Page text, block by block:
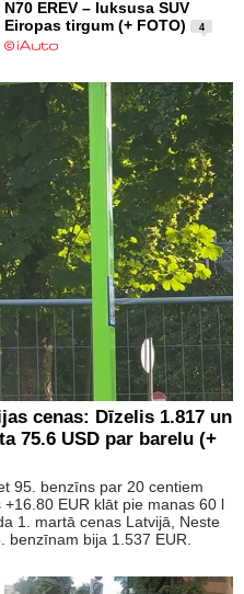
N70 EREV – luksusa SUV
Eiropas tirgum (+ FOTO)
4
cenas: Dīzelis 1.817 un
75.6 USD par barelu (+
95. benzīns par 20 centiem
EUR klāt pie manas 60 l
1. martā cenas Latvijā, Neste
benzīnam bija 1.537 EUR.